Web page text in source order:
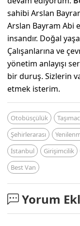
sahibi Arslan
Arslan Bayram Abi
insandır. Doğal
Çalışanlarına ve
yönetim anlayışı
bir duruş. Sizlerin
etmek isterim.
Otobüsçülük
Şehirlerarası
İstanbul
Girişimcilik
Best Van
Yorum